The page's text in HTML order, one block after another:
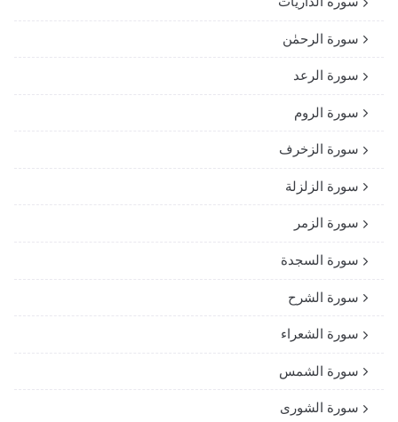
سورة الرحمٰن
سورة الرعد
سورة الروم
سورة الزخرف
سورة الزلزلة
سورة الزمر
سورة السجدة
سورة الشرح
سورة الشعراء
سورة الشمس
سورة الشورى